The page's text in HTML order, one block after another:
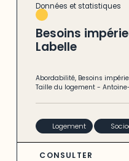
Données et statistiques
Besoins
Labelle
Abordabilité, Besoins
Taille du logement -
Logement
CONSULTER